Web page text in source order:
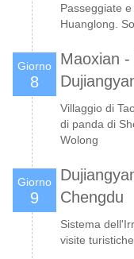
Passeggiate
Huanglong.
Giorno
8
Maoxian
Villaggio di
di panda di
Wolong
Giorno
9
Chengdu
Sistema
visite